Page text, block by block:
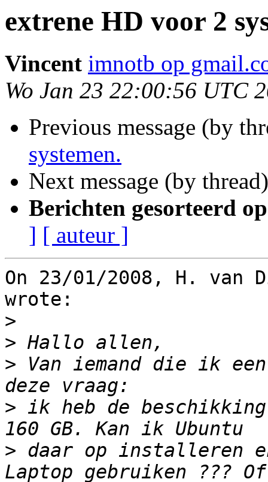
extrene HD voor 2
Vincent imnotb op
Wo Jan 23 22:00:56 UTC
Previous message (by
systemen.
Next message (by
Berichten gesorteerd
] [ auteur ]
On 23/01/2008, H. van
wrote:
>
>
> Van iemand die ik
> ik heb de beschikking
> daar op installeren